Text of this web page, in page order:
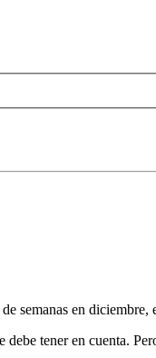
semanas en
tener en cuenta.